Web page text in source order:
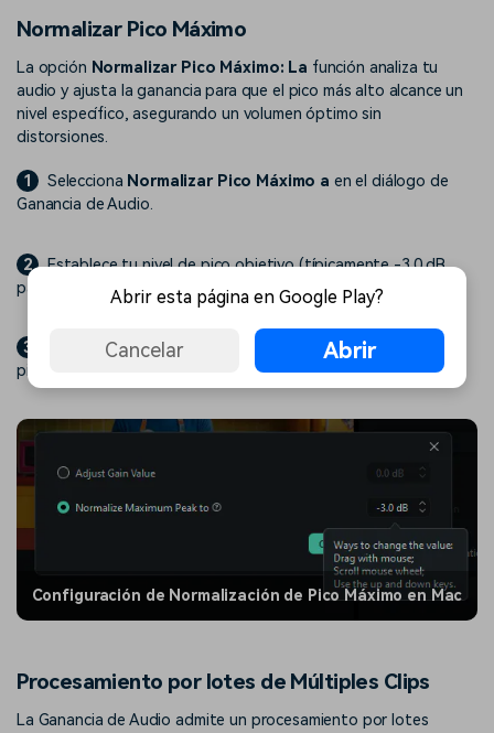
Normalizar Pico Máximo
La opción Normalizar Pico Máximo: La función analiza tu
audio y ajusta la ganancia para que el pico más alto alcance un
nivel específico, asegurando un volumen óptimo sin
distorsiones.
1 Selecciona Normalizar Pico Máximo a en el diálogo de
Ganancia de Audio.
2
Establece tu nivel de pico objetivo (típicamente -3.0 dB
para evitar distorsiones).
3 Haz clic enConfirmar
para normalizar el audio al nivel de
pico especificado.
Configuración de Normalización de Pico Máximo en Mac
Procesamiento por lotes de Múltiples Clips
La Ganancia de Audio admite un procesamiento por lotes
Abrir esta página en Google Play?
Cancelar Abrir